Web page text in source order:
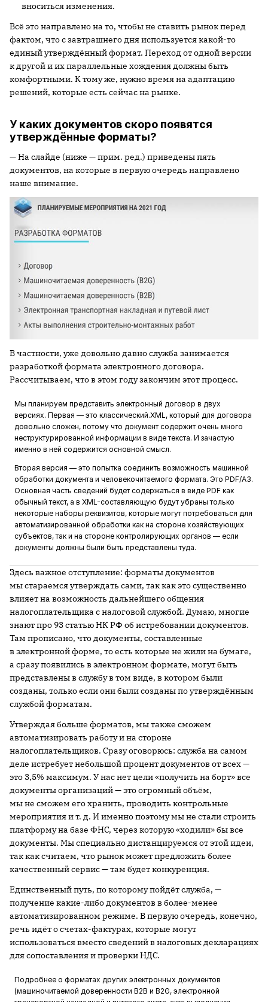
вноситься изменения.
Всё это направлено на то, чтобы не ставить рынок перед
фактом, что с завтрашнего дня используется какой-то
единый утверждённый формат. Переход от одной версии
к другой и их параллельные хождения должны быть
комфортными. К тому же, нужно время на адаптацию
решений, которые есть сейчас на рынке.
У каких документов скоро появятся
утверждённые форматы?
— На слайде (ниже — прим. ред.) приведены пять
документов, на которые в первую очередь направлено
наше внимание.
В частности, уже довольно давно служба занимается
разработкой формата электронного договора.
Рассчитываем, что в этом году закончим этот процесс.
Мы планируем представить электронный договор в двух
версиях. Первая — это классический.XML, который для договора
довольно сложен, потому что документ содержит очень много
неструктурированной информации в виде текста. И зачастую
именно в ней содержится основной смысл.
Вторая версия — это попытка соединить возможность машинной
обработки документа и человекочитаемого формата. Это PDF/A3.
Основная часть сведений будет содержаться в виде PDF как
обычный текст, а в XML-составляющую будут убраны только
некоторые наборы реквизитов, которые могут потребоваться для
автоматизированной обработки как на стороне хозяйствующих
субъектов, так и на стороне контролирующих органов — если
документы должны были быть представлены туда.
Здесь важное отступление: форматы документов
мы стараемся утверждать сами, так как это существенно
влияет на возможность дальнейшего общения
налогоплательщика с налоговой службой. Думаю, многие
знают про 93 статью НК РФ об истребовании документов.
Там прописано, что документы, составленные
в электронной форме, то есть которые не жили на бумаге,
а сразу появились в электронном формате, могут быть
представлены в службу в том виде, в котором были
созданы, только если они были созданы по утверждённым
службой форматам.
Утверждая больше форматов, мы также сможем
автоматизировать работу и на стороне
налогоплательщиков. Сразу оговорюсь: служба на самом
деле истребует небольшой процент документов от всех —
это 3,5% максимум. У нас нет цели «получить на борт» все
документы организаций — это огромный объём,
мы не сможем его хранить, проводить контрольные
мероприятия и т. д. И именно поэтому мы не стали строить
платформу на базе ФНС, через которую «ходили» бы все
документы. Мы специально дистанцируемся от этой идеи,
так как считаем, что рынок может предложить более
качественный сервис — там будет конкуренция.
Единственный путь, по которому пойдёт служба, —
получение какие-либо документов в более-менее
автоматизированном режиме. В первую очередь, конечно,
речь идёт о счетах-фактурах, которые могут
использоваться вместо сведений в налоговых декларациях
для сопоставления и проверки НДС.
Подробнее о форматах других электронных документов
(машиночитаемой доверенности B2B и B2G, электронной